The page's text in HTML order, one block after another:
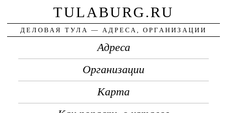
TULABURG.RU
ДЕЛОВАЯ ТУЛА — АДРЕСА, ОРГАНИЗАЦИИ
Адреса
Организации
Карта